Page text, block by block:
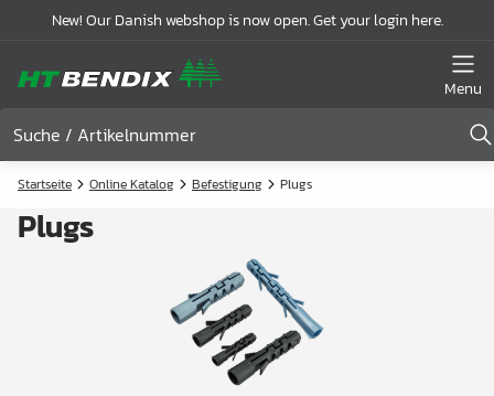
New! Our Danish webshop is now open. Get your login here.
Menu
Startseite Online Katalog Befestigung Plugs
Plugs